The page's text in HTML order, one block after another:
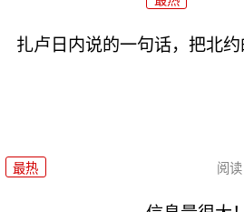
扎卢日内说的一句话，把北
最热 阅读